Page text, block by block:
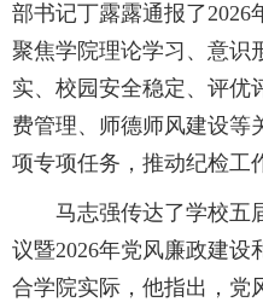
部书记丁露露通报了2026
聚焦学院理论学习、意识
实、校园安全稳定、评优
费管理、师德师风建设等
项专项任务，推动纪检工
马志强传达了学校五
议暨2026年党风廉政建
合学院实际，他指出，党